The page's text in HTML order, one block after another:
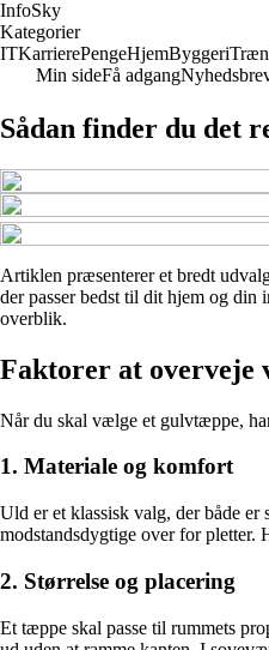
InfoSky
Kategorier
ITKarrierePengeHjemByggeri
Min sideFå adgang
Sådan finder du det
Artiklen præsenterer et bredt
der passer bedst til dit hjem og
overblik.
Faktorer at overveje
Når du skal vælge et gulvtæppe,
1. Materiale og komfort
Uld er et klassisk valg, der både
modstandsdygtige over for pletter.
2. Størrelse og placering
Et tæppe skal passe til rummets